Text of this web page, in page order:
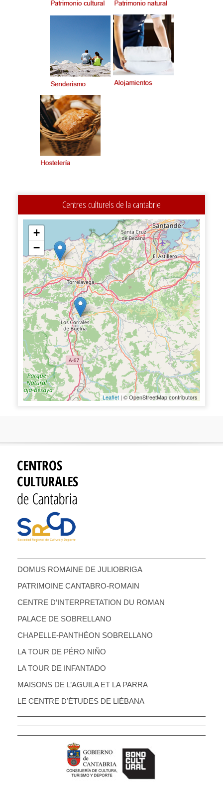
Centres culturels de la cantabrie
+
−
Leaflet | © OpenStreetMap contributors
DOMUS ROMAINE DE JULIOBRIGA
PATRIMOINE CANTABRO-ROMAIN
CENTRE D’INTERPRETATION DU ROMAN
PALACE DE SOBRELLANO
CHAPELLE-PANTHÉON SOBRELLANO
LA TOUR DE PÉRO NIÑO
LA TOUR DE INFANTADO
MAISONS DE L’AGUILA ET LA PARRA
LE CENTRE D’ÉTUDES DE LIÉBANA